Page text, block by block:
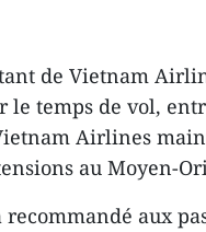
de Vietnam
le temps de vol,
Airlines
au Moyen-
aux